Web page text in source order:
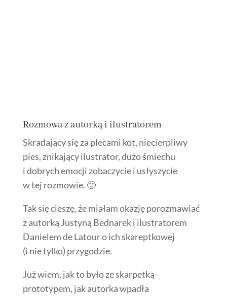
Rozmowa z autorką i ilustratorem
Skradający się za plecami kot, niecierpliwy
pies, znikający ilustrator, dużo śmiechu
i dobrych emocji zobaczycie i usłyszycie
w tej rozmowie. 🙂
Tak się cieszę, że miałam okazję porozmawiać
z autorką Justyną Bednarek i ilustratorem
Danielem de Latour o ich skareptkowej
(i nie tylko) przygodzie.
Już wiem, jak to było ze skarpetką-
prototypem, jak autorka wpadła